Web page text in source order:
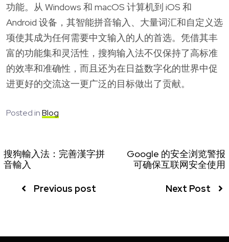
功能。从 Windows 和 macOS 计算机到 iOS 和
Android 设备，其智能拼音输入、大量词汇和自定义选
项使其成为任何需要中文输入的人的首选。凭借其丰
富的功能集和灵活性，搜狗输入法不仅保持了高标准
的效率和准确性，而且还为在日益数字化的世界中促
进更好的交流这一更广泛的目标做出了贡献。
Posted inBlog
搜狗輸入法：完善漢字拼
音輸入
Previous post
Google 的安全浏览警报
可确保互联网安全使用
Next Post